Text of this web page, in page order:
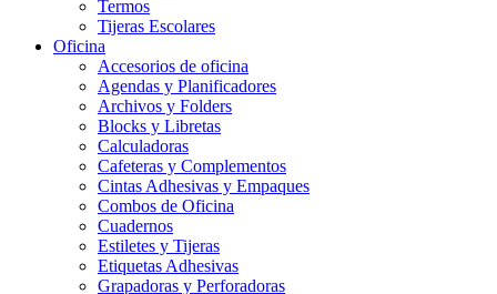
Termos
Tijeras Escolares
Oficina
Accesorios de oficina
Agendas y Planificadores
Archivos y Folders
Blocks y Libretas
Calculadoras
Cafeteras y Complementos
Cintas Adhesivas y Empaques
Combos de Oficina
Cuadernos
Estiletes y Tijeras
Etiquetas Adhesivas
Grapadoras y Perforadoras